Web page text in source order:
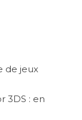
de jeux
3DS : en